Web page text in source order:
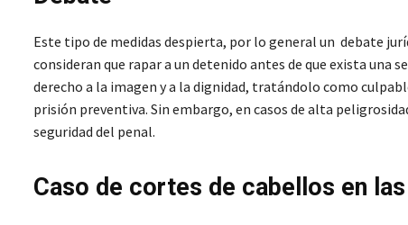
Este tipo de medidas despierta, por lo general un debate
consideran que rapar a un detenido antes de que exista una
derecho a la imagen y a la dignidad, tratándolo como
prisión preventiva. Sin embargo, en casos de alta
seguridad del penal.
Caso de cortes de cabellos en